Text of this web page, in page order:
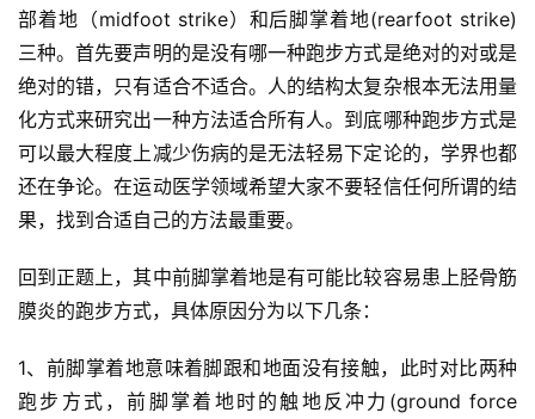
部着地（midfoot strike）和后脚掌着地(rearfoot strike)
三种。首先要声明的是没有哪一种跑步方式是绝对的对或是
绝对的错，只有适合不适合。人的结构太复杂根本无法用量
化方式来研究出一种方法适合所有人。到底哪种跑步方式是
可以最大程度上减少伤病的是无法轻易下定论的，学界也都
还在争论。在运动医学领域希望大家不要轻信任何所谓的结
果，找到合适自己的方法最重要。
回到正题上，其中前脚掌着地是有可能比较容易患上胫骨筋
膜炎的跑步方式，具体原因分为以下几条：
1、前脚掌着地意味着脚跟和地面没有接触，此时对比两种
跑步方式，前脚掌着地时的触地反冲力(ground force